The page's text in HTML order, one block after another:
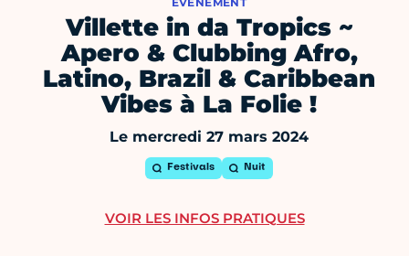
Villette in da Tropics ~
Apero & Clubbing Afro,
Latino, Brazil & Caribbean
Vibes à La Folie !
Le mercredi 27 mars 2024
Festivals Nuit
VOIR LES INFOS PRATIQUES